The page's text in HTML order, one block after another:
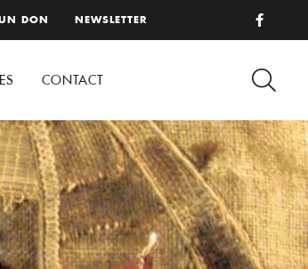
DON NEWSLETTER
CONTACT